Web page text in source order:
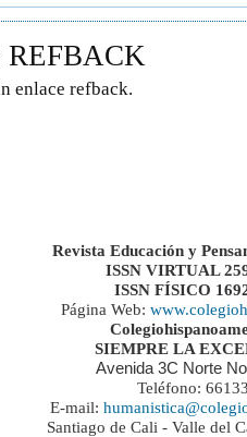
REFBACK
enlace refback.
Revista Educación y
ISSN VIRTUAL
ISSN FÍSICO
Página Web:
SIEMPRE LA
Avenida 3C Norte
Teléfono:
E-mail:
Santiago de Cali - Valle del